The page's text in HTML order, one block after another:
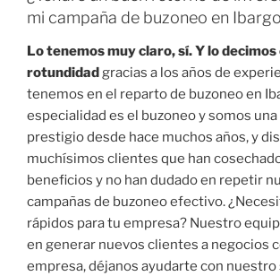
mi campaña de buzoneo en
Lo tenemos muy claro, sí. Y lo decimos
rotundidadgracias a los años de
tenemos en el reparto de buzoneo en
especialidad es el buzoneo y somos
prestigio desde hace muchos años, y
muchísimos clientes que han
beneficios y no han dudado en repetir
campañas de buzoneo efectivo.
rápidos para tu empresa? Nuestro
en generar nuevos clientes a negocios
empresa, déjanos ayudarte con